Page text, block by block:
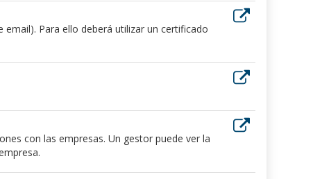
Para ello deberá utilizar un certificado
con las empresas. Un gestor puede ver la